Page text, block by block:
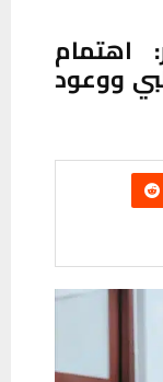
اهتمام
ووعود